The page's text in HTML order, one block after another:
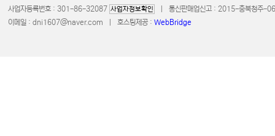
사업자등록번호 : 301-86-32087 사업자정보확인
| 통신판매업신고 : 2015-충북청
이메일 : dni1607@naver.com | 호스팅제공 : WebBridge